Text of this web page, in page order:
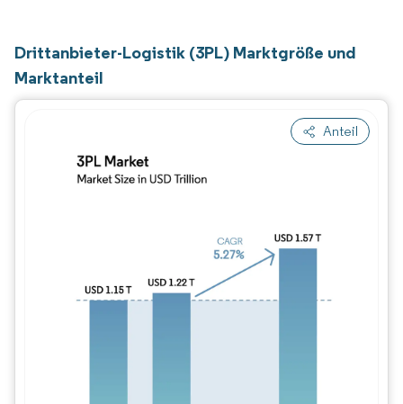
Drittanbieter-Logistik (3PL) Marktgröße und
Marktanteil
Anteil